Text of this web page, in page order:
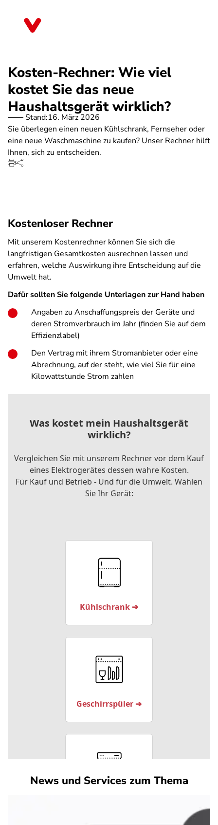
Kosten-Rechner: Wie viel
kostet Sie das neue
Haushaltsgerät wirklich?
Stand:16. März 2026
Sie überlegen einen neuen Kühlschrank, Fernseher oder
eine neue Waschmaschine zu kaufen? Unser Rechner hilft
Ihnen, sich zu entscheiden.
Kostenloser Rechner
Mit unserem Kostenrechner können Sie sich die
langfristigen Gesamtkosten ausrechnen lassen und
erfahren, welche Auswirkung ihre Entscheidung auf die
Umwelt hat.
Dafür sollten Sie folgende Unterlagen zur Hand haben
Angaben zu Anschaffungspreis der Geräte und
deren Stromverbrauch im Jahr (finden Sie auf dem
Effizienzlabel)
Den Vertrag mit ihrem Stromanbieter oder eine
Abrechnung, auf der steht, wie viel Sie für eine
Kilowattstunde Strom zahlen
News und Services zum Thema